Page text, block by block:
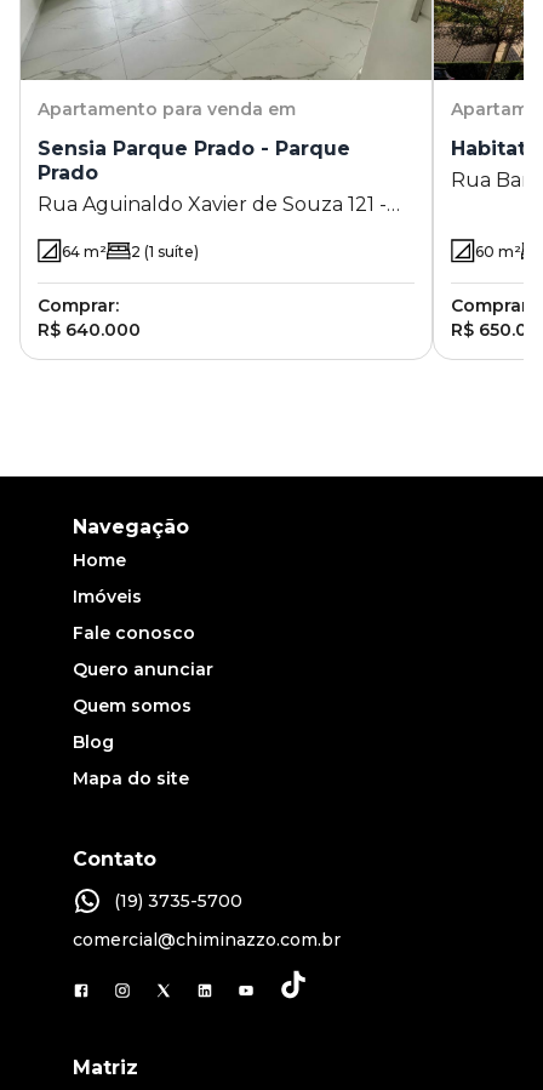
Apartamento para venda em
Sensia Parque Prado - Parque
Prado
Rua Aguinaldo Xavier de Souza 121 -
Parque Prado - Campinas - SP
64 m² 2 (1 suíte)
Comprar:
R$ 640.000
Habitat
Rua
60 m²
Comprar:
R$
Navegação
Home
Imóveis
Fale conosco
Quero anunciar
Quem somos
Blog
Mapa do site
Contato
(19) 3735-5700
comercial@chiminazzo.com.br
Matriz